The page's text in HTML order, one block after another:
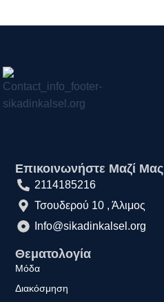
Θεματολογία
Μόδα
Διακόσμηση
Επικοινωνήστε Μαζί Μας
2114185216
Τσουδερού 10 , Άλιμος
Info@sikadinkalsel.org